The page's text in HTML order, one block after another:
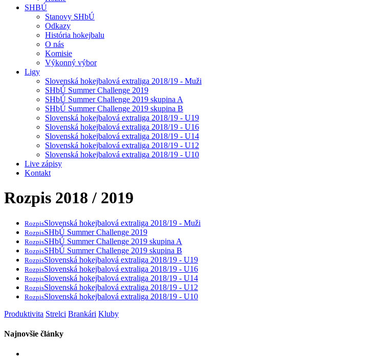
SHBÚ
Stanovy SHbÚ
Odkazy
História hokejbalu
O nás
Komisie
Výkonný výbor
Ligy
Slovenská hokejbalová extraliga 2018/19 - Muži
SHbÚ Summer Challenge 2019
SHbÚ Summer Challenge 2019 skupina A
SHbÚ Summer Challenge 2019 skupina B
Slovenská hokejbalová extraliga 2018/19 - U19
Slovenská hokejbalová extraliga 2018/19 - U16
Slovenská hokejbalová extraliga 2018/19 - U14
Slovenská hokejbalová extraliga 2018/19 - U12
Slovenská hokejbalová extraliga 2018/19 - U10
Live zápisy
Kontakt
Rozpis 2018 / 2019
RozpisSlovenská hokejbalová extraliga 2018/19 - Muži
RozpisSHbÚ Summer Challenge 2019
RozpisSHbÚ Summer Challenge 2019 skupina A
RozpisSHbÚ Summer Challenge 2019 skupina B
RozpisSlovenská hokejbalová extraliga 2018/19 - U19
RozpisSlovenská hokejbalová extraliga 2018/19 - U16
RozpisSlovenská hokejbalová extraliga 2018/19 - U14
RozpisSlovenská hokejbalová extraliga 2018/19 - U12
RozpisSlovenská hokejbalová extraliga 2018/19 - U10
Produktivita Strelci Brankári Kluby
Najnovšie články